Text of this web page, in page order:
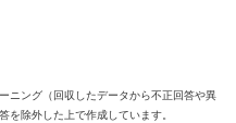
ニング（回収したデータから不正回答や異
を除外した上で作成しています。